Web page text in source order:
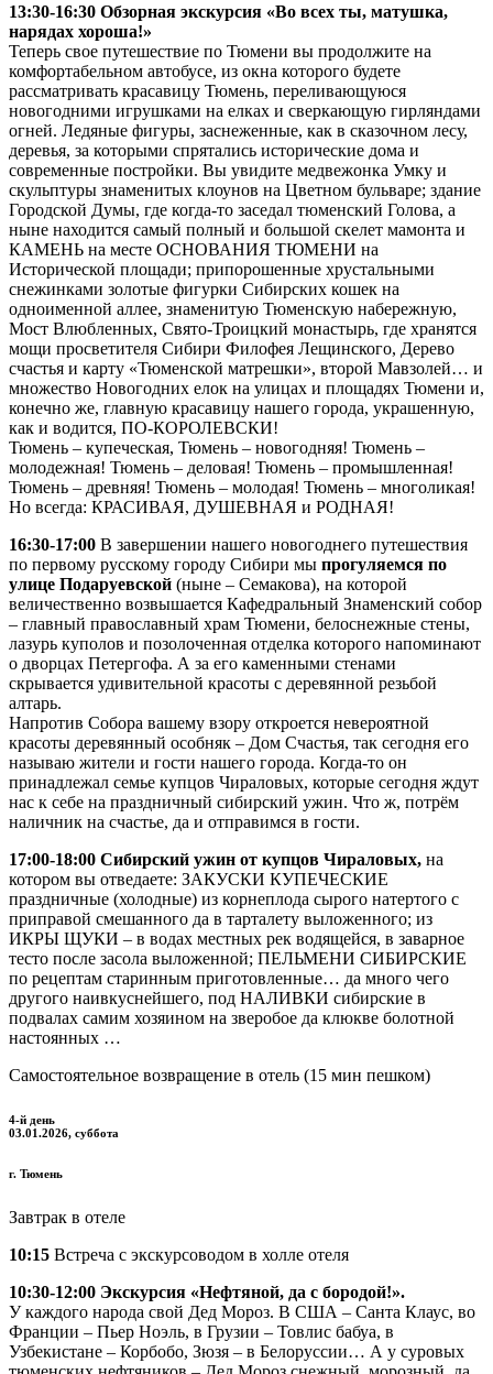
13:30-16:30 Обзорная экскурсия «Во всех ты, матушка,
нарядах хороша!»
Теперь свое путешествие по Тюмени вы продолжите на
комфортабельном автобусе, из окна которого будете
рассматривать красавицу Тюмень, переливающуюся
новогодними игрушками на елках и сверкающую гирляндами
огней. Ледяные фигуры, заснеженные, как в сказочном лесу,
деревья, за которыми спрятались исторические дома и
современные постройки. Вы увидите медвежонка Умку и
скульптуры знаменитых клоунов на Цветном бульваре; здание
Городской Думы, где когда-то заседал тюменский Голова, а
ныне находится самый полный и большой скелет мамонта и
КАМЕНЬ на месте ОСНОВАНИЯ ТЮМЕНИ на
Исторической площади; припорошенные хрустальными
снежинками золотые фигурки Сибирских кошек на
одноименной аллее, знаменитую Тюменскую набережную,
Мост Влюбленных, Свято-Троицкий монастырь, где хранятся
мощи просветителя Сибири Филофея Лещинского, Дерево
счастья и карту «Тюменской матрешки», второй Мавзолей… и
множество Новогодних елок на улицах и площадях Тюмени и,
конечно же, главную красавицу нашего города, украшенную,
как и водится, ПО-КОРОЛЕВСКИ!
Тюмень – купеческая, Тюмень – новогодняя! Тюмень –
молодежная! Тюмень – деловая! Тюмень – промышленная!
Тюмень – древняя! Тюмень – молодая! Тюмень – многоликая!
Но всегда: КРАСИВАЯ, ДУШЕВНАЯ и РОДНАЯ!
16:30-17:00 В завершении нашего новогоднего путешествия
по первому русскому городу Сибири мы прогуляемся по
улице Подаруевской (ныне – Семакова), на которой
величественно возвышается Кафедральный Знаменский собор
– главный православный храм Тюмени, белоснежные стены,
лазурь куполов и позолоченная отделка которого напоминают
о дворцах Петергофа. А за его каменными стенами
скрывается удивительной красоты с деревянной резьбой
алтарь.
Напротив Собора вашему взору откроется невероятной
красоты деревянный особняк – Дом Счастья, так сегодня его
называю жители и гости нашего города. Когда-то он
принадлежал семье купцов Чираловых, которые сегодня ждут
нас к себе на праздничный сибирский ужин. Что ж, потрём
наличник на счастье, да и отправимся в гости.
17:00-18:00 Сибирский ужин от купцов Чираловых, на
котором вы отведаете: ЗАКУСКИ КУПЕЧЕСКИЕ
праздничные (холодные) из корнеплода сырого натертого с
приправой смешанного да в тарталету выложенного; из
ИКРЫ ЩУКИ – в водах местных рек водящейся, в заварное
тесто после засола выложенной; ПЕЛЬМЕНИ СИБИРСКИЕ
по рецептам старинным приготовленные… да много чего
другого наивкуснейшего, под НАЛИВКИ сибирские в
подвалах самим хозяином на зверобое да клюкве болотной
настоянных …
Самостоятельное возвращение в отель (15 мин пешком)
4-й день
03.01.2026, суббота
г. Тюмень
Завтрак в отеле
10:15 Встреча с экскурсоводом в холле отеля
10:30-12:00 Экскурсия «Нефтяной, да с бородой!».
У каждого народа свой Дед Мороз. В США – Санта Клаус, во
Франции – Пьер Ноэль, в Грузии – Товлис бабуа, в
Узбекистане – Корбобо, Зюзя – в Белоруссии… А у суровых